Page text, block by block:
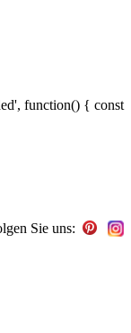
function() { const
Sie uns: